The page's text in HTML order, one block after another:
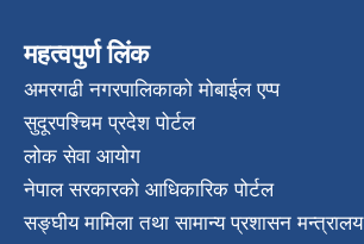
महत्वपुर्ण लिंक
अमरगढी नगरपालिकाको मोबाईल एप्प
सुदूरपश्चिम प्रदेश पोर्टल
लोक सेवा आयोग
नेपाल सरकारको आधिकारिक पोर्टल
सङ्घीय मामिला तथा सामान्य प्रशासन मन्त्रालय